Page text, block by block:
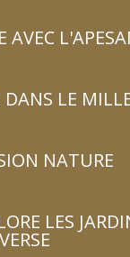
AVEC
DANS LE
NATURE
LES